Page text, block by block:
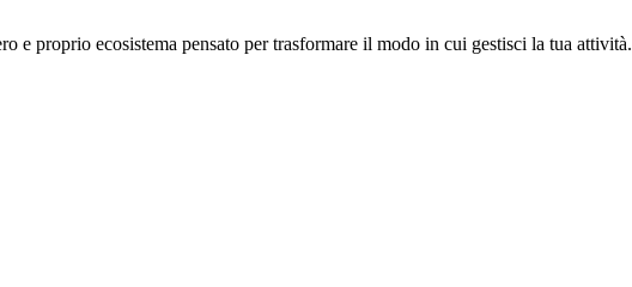
e proprio ecosistema pensato per trasformare il modo in cui gestisci la tua attività.